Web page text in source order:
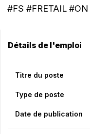
#FS #FRETAIL #ON
Détails de l'emploi
Titre du poste
Type de poste
Date de publication